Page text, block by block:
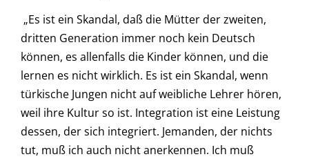
„Es ist ein Skandal, daß die Mütter der zweiten,
dritten Generation immer noch kein Deutsch
können, es allenfalls die Kinder können, und die
lernen es nicht wirklich. Es ist ein Skandal, wenn
türkische Jungen nicht auf weibliche Lehrer hören,
weil ihre Kultur so ist. Integration ist eine Leistung
dessen, der sich integriert. Jemanden, der nichts
tut, muß ich auch nicht anerkennen. Ich muß